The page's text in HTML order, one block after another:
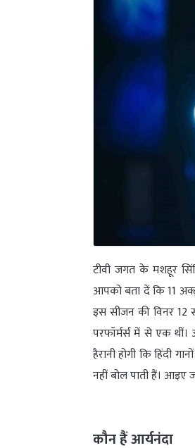
टीवी जगत के मशहूर
आपको बता दें कि 11
इस सीजन की विनर 12
परफॉर्मर्स में से एक
हैरानी होगी कि हिंदी
नहीं बोल पाती हैं। आइए
कौन हैं आर्यनंदा